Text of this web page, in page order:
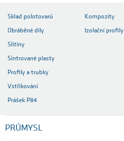
Sklad polotovarů
Obráběné díly
Slitiny
Sintrované plasty
Profily a trubky
Vstřikování
Prášek P84
Kompozity
Izolační profily
PRŮMYSL